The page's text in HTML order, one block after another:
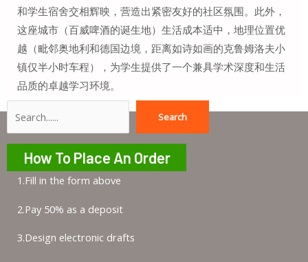
和学生宿舍交相辉映，营造出紧密友好的社区氛围。此外，
这座城市（百威啤酒的诞生地）生活成本适中，地理位置优
越（毗邻奥地利和德国边境，距离如诗如画的克鲁姆洛夫小
镇仅半小时车程），为学生提供了一个兼具学术深度和生活
品质的卓越学习环境。
Search
How To Place An Order
1.Fill in the form above
2.Pay 50% as a deposit
3.Design electronic drafts